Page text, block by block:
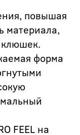
повышая
материала,
клюшек.
форма
FEEL на